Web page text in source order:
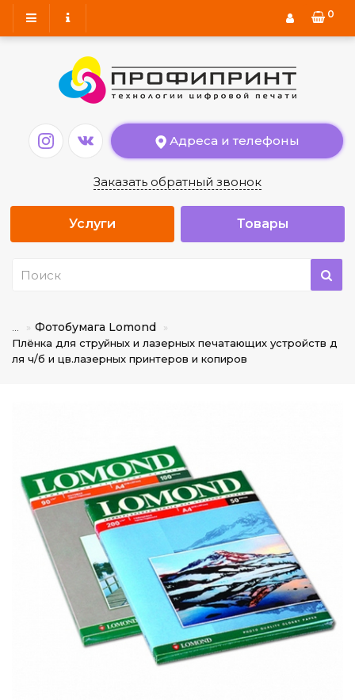
0
Адреса и телефоны
Заказать обратный звонок
Товары
Услуги
Фотобумага Lomond
Плёнка для струйных и лазерных печатающих устройств д
ля ч/б и цв.лазерных принтеров и копиров